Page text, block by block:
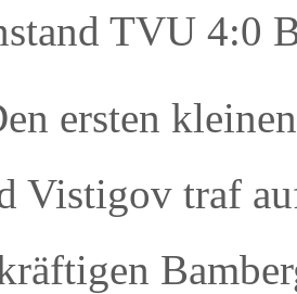
TVU 4:0
ersten
Vistigov traf